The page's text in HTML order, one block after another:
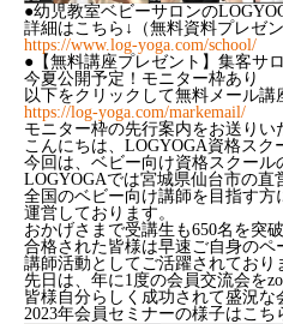
●幼児教室ベビーサロンの
詳細はこちら↓（無料資料プレゼン
https://www.log-yoga.com/school/
●【無料講座プレゼント】集客サ
今夏公開予定！モニター枠あり
以下をクリックして無料メール講
https://log-yoga.com/markemail/
モニター枠の先行案内をお送りい
こんにちは、LOGYOGA資格スク
今回は、ベビー向け資格スクール
LOGYOGAでは宮城県仙台市の直
全国のベビー向け講師を目指す
運営しております。
おかげさまで受講生も650名を突破
合格された皆様は早速ご自身のペ
講師活動としてご活躍されており
先日は、年に1度の会員交流会を
皆様自分らしく成功されて盛況な
2023年会員セミナーの様子はこち